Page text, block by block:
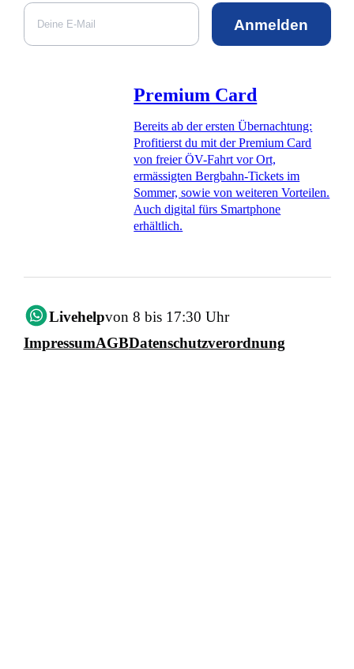
Anmelden
Premium Card
Bereits ab der ersten Übernachtung:
Profitierst du mit der Premium Card
von freier ÖV-Fahrt vor Ort,
ermässigten Bergbahn-Tickets im
Sommer, sowie von weiteren Vorteilen.
Auch digital fürs Smartphone
erhältlich.
Livehelpvon 8 bis 17:30 Uhr
ImpressumAGBDatenschutzverordnung